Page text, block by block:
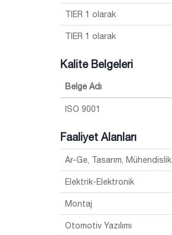
TIER 1 olarak
TIER 1 olarak
Kalite Belgeleri
Belge Adı
ISO 9001
Faaliyet Alanları
Ar-Ge, Tasarım, Mühendislik
Elektrik-Elektronik
Montaj
Otomotiv Yazılımı